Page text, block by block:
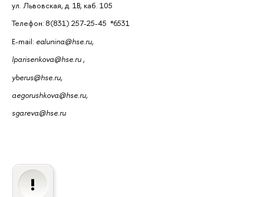
ул. Львовская, д. 1В, каб. 105
Телефон: 8(831) 257-25-45 *6531
E-mail: ealunina@hse.ru,
lparisenkova@hse.ru,
yberus@hse.ru,
aegorushkova@hse.ru,
sgareva@hse.ru